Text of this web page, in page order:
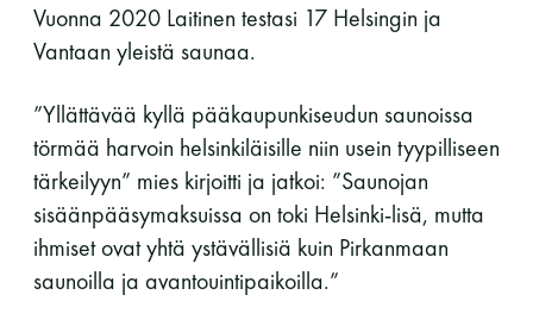
Vuonna 2020 Laitinen testasi 17 Helsingin ja
Vantaan yleistä saunaa.
”Yllättävää kyllä pääkaupunkiseudun saunoissa
törmää harvoin helsinkiläisille niin usein tyypilliseen
tärkeilyyn” mies kirjoitti ja jatkoi: ”Saunojan
sisäänpääsymaksuissa on toki Helsinki-lisä, mutta
ihmiset ovat yhtä ystävällisiä kuin Pirkanmaan
saunoilla ja avantouintipaikoilla.”